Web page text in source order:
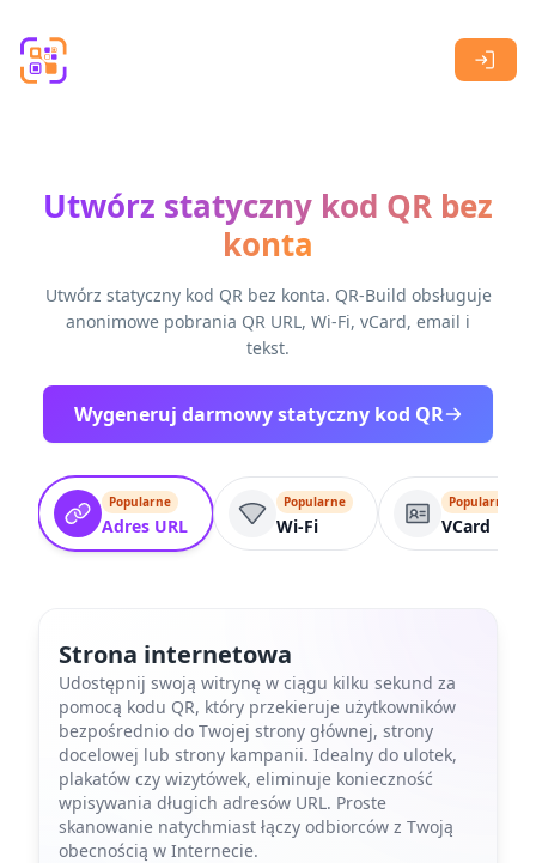
Utwórz statyczny kod QR bez
konta
Utwórz statyczny kod QR bez konta. QR-Build obsługuje
anonimowe pobrania QR URL, Wi-Fi, vCard, email i
tekst.
Wygeneruj darmowy statyczny kod QR
Popularne
Adres URL
Popularne
Wi-Fi
Popularne
VCard
Strona internetowa
Udostępnij swoją witrynę w ciągu kilku sekund za
pomocą kodu QR, który przekieruje użytkowników
bezpośrednio do Twojej strony głównej, strony
docelowej lub strony kampanii. Idealny do ulotek,
plakatów czy wizytówek, eliminuje konieczność
wpisywania długich adresów URL. Proste
skanowanie natychmiast łączy odbiorców z Twoją
obecnością w Internecie.